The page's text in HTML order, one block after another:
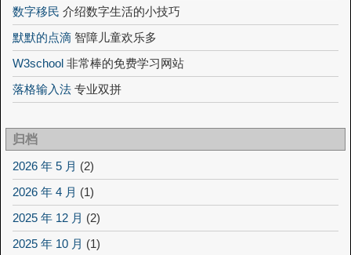
数字移民 介绍数字生活的小技巧
默默的点滴 智障儿童欢乐多
W3school 非常棒的免费学习网站
落格输入法 专业双拼
归档
2026 年 5 月 (2)
2026 年 4 月 (1)
2025 年 12 月 (2)
2025 年 10 月 (1)